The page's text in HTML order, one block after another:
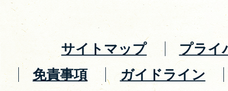
サイトマップ
プライ
免責事項
ガイドライン